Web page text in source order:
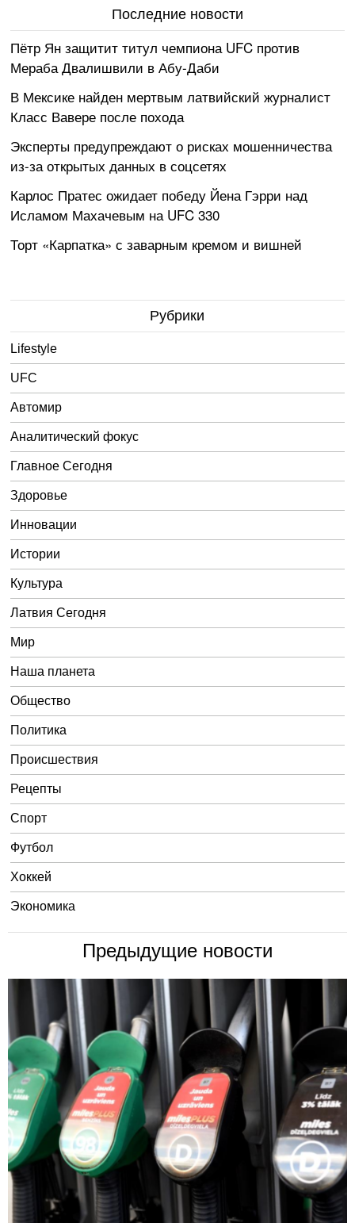
Последние новости
Пётр Ян защитит титул чемпиона UFC против
Мераба Двалишвили в Абу-Даби
В Мексике найден мертвым латвийский журналист
Класс Вавере после похода
Эксперты предупреждают о рисках мошенничества
из-за открытых данных в соцсетях
Карлос Пратес ожидает победу Йена Гэрри над
Исламом Махачевым на UFC 330
Торт «Карпатка» с заварным кремом и вишней
Рубрики
Lifestyle
UFC
Автомир
Аналитический фокус
Главное Сегодня
Здоровье
Инновации
Истории
Культура
Латвия Сегодня
Мир
Наша планета
Общество
Политика
Происшествия
Рецепты
Спорт
Футбол
Хоккей
Экономика
Предыдущие новости